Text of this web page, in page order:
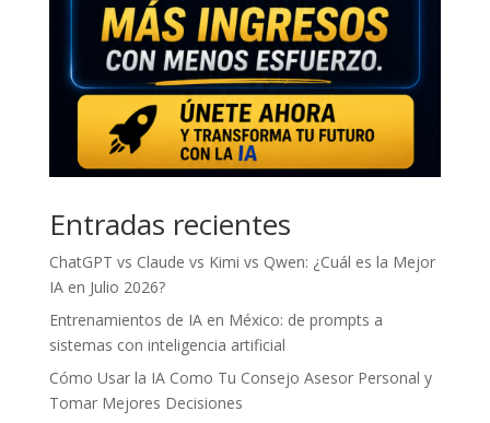
Entradas recientes
ChatGPT vs Claude vs Kimi vs Qwen: ¿Cuál es la Mejor
IA en Julio 2026?
Entrenamientos de IA en México: de prompts a
sistemas con inteligencia artificial
Cómo Usar la IA Como Tu Consejo Asesor Personal y
Tomar Mejores Decisiones